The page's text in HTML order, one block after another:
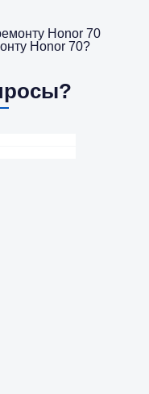
Honor 70
Honor 70?